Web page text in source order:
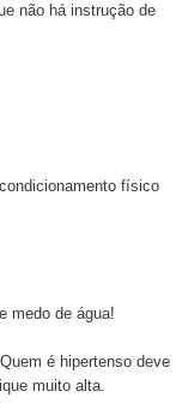
não há instrução de
físico
medo de água!
é hipertenso deve
muito alta.